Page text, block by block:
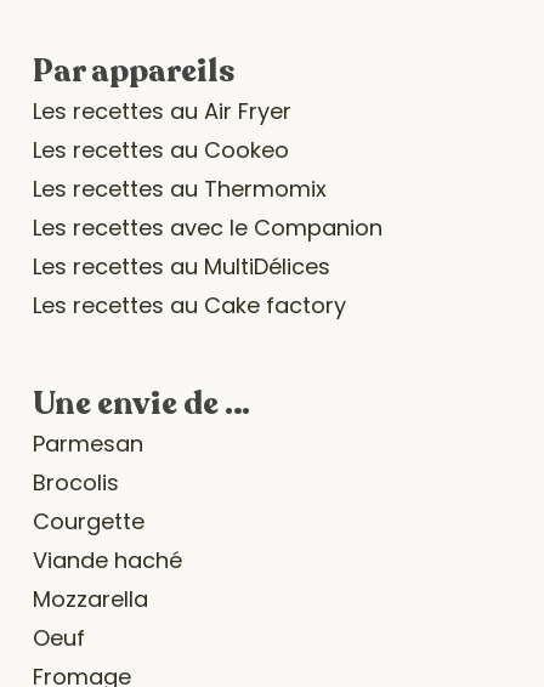
Par appareils
Les recettes au Air Fryer
Les recettes au Cookeo
Les recettes au Thermomix
Les recettes avec le Companion
Les recettes au MultiDélices
Les recettes au Cake factory
Une envie de …
Parmesan
Brocolis
Courgette
Viande haché
Mozzarella
Oeuf
Fromage